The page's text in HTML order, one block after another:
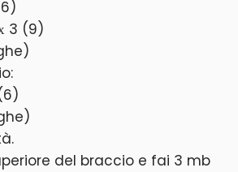
3 (9)
del braccio e fai 3 mb